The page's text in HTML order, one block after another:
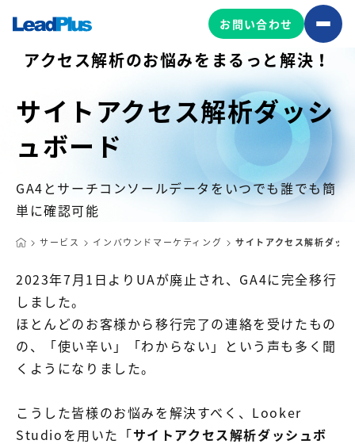
広告プロモーション
MA/CRM/SFA導入・運用
マーケティングコンサルティング
コンテンツ制作
マーケティング基盤の製品
ボード
マーケティングサービスの製品
【店舗型ビジネス向け】エリ
ア
【金融機関向け】マーケティ
【IT企業向け】マーケティン
グ
SNSアカウント運用代行サー
ビス（LINE）
お問い合わせ
サービス インバウンドマーケティング サイトアクセス解析ダッ
アクセス解析のお悩みをまるっと解決！
サイトアクセス解析ダッシ
ュボード
GA4とサーチコンソールデータをいつでも誰でも簡
単に確認可能
2023年7月1日よりUAが廃止され、GA4に完全移行
しました。
ほとんどのお客様から移行完了の連絡を受けたもの
の、「使い辛い」「わからない」という声も多く聞
くようになりました。
こうした皆様のお悩みを解決すべく、Looker
Studioを用いた「サイトアクセス解析ダッシュボ